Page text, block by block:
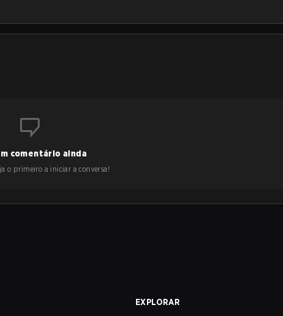
comentário ainda
o primeiro a iniciar a conversa!
EXPLORAR